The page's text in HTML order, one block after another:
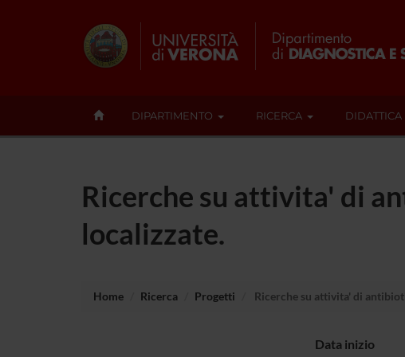
DIPARTIMENTO RICERCA DIDATTICA
Ricerche su attivita' di
localizzate.
Home Ricerca Progetti Ricerche su attivita' di
Data inizio